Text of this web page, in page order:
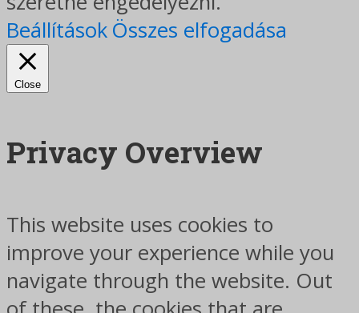
Beállítások Összes elfogadása
Close
Privacy Overview
This website uses cookies to
improve your experience while you
navigate through the website. Out